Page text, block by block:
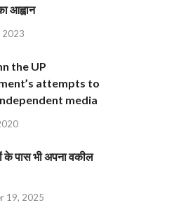
आह्वान
2023
the UP
attempts to
media
के पास भी अपना वकील
19, 2025